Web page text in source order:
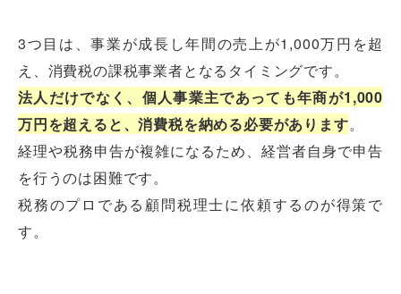
3つ目は、事業が成長し年間の売上が1,000万円を超
え、消費税の課税事業者となるタイミングです。
法人だけでなく、個人事業主であっても年商が1,000
万円を超えると、消費税を納める必要があります。
経理や税務申告が複雑になるため、経営者自身で申告
を行うのは困難です。
税務のプロである顧問税理士に依頼するのが得策で
す。